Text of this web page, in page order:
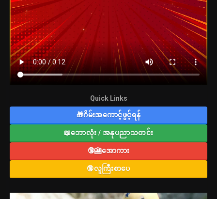
Quick Links
🎁ဂိမ်းအကောင့်ဖွင့်ရန်
📖ဘောလုံး / အနုပညာသတင်း
🔞🎦အောကား
🔞လူကြီးစာပေ